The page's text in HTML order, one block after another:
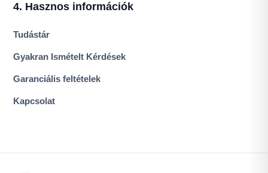
4. Hasznos információk
Tudástár
Gyakran Ismételt Kérdések
Garanciális feltételek
Kapcsolat